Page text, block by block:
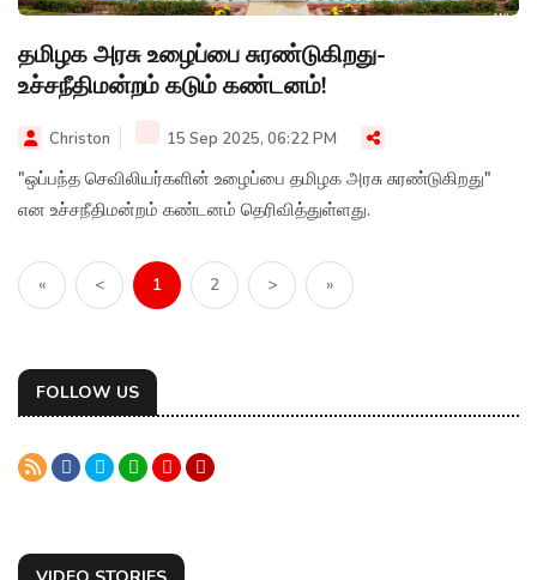
தமிழக அரசு உழைப்பை சுரண்டுகிறது-
உச்சநீதிமன்றம் கடும் கண்டனம்!
Christon 15 Sep 2025, 06:22 PM
"ஒப்பந்த செவிலியர்களின் உழைப்பை தமிழக அரசு சுரண்டுகிறது"
என உச்சநீதிமன்றம் கண்டனம் தெரிவித்துள்ளது.
« < 1 2 > »
FOLLOW US